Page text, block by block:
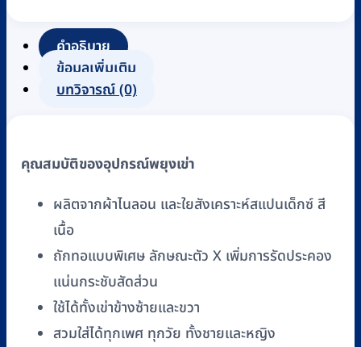
ซัพพอร์ต
เข่า
(Knee
Support)
HOSPRO
H-
SPK01
คำอธิบาย
ข้อมูลเพิ่มเติม
บทวิจารณ์ (0)
คุณสมบัติของอุปกรณ์พยุงเข่า
ผลิตจากผ้าไนลอน และใยสังเคราะห์สแปนเด็กซ์ สี
เนื้อ
ถักทอแบบพิเศษ ลักษณะตัว X เพิ่มการรัดประคอง
แน่นกระชับสัดส่วน
ใช้ได้ทั้งเข่าข้างซ้ายและขวา
สวมใส่ได้ทุกเพศ ทุกวัย ทั้งชายและหญิง